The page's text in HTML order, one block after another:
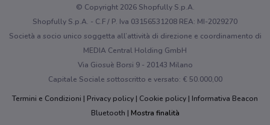
© Copyright 2026 Shopfully S.p.A.
Shopfully S.p.A. - C.F / P. Iva 03156531208 REA: MI-2029270
Società a socio unico soggetta all’attività di direzione e coordinamento di
MEDIA Central Holding GmbH
Via Giosuè Borsi 9 - 20143 Milano
Capitale Sociale sottoscritto e versato: € 50.000,00
Termini e Condizioni
Privacy policy Cookie policy
Informativa Beacon
Bluetooth
Mostra finalità